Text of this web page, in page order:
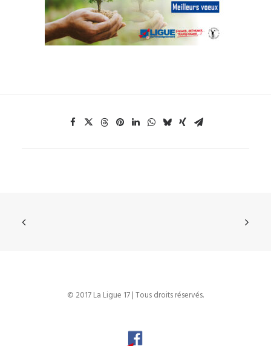
© 2017 La Ligue 17 | Tous droits réservés.